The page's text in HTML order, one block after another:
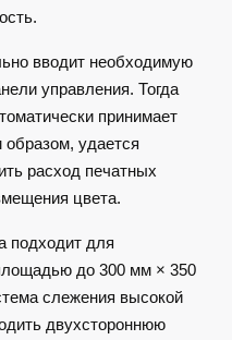
вводит необходимую
управления. Тогда
принимает
удается
расход печатных
цвета.
подходит для
до 300 мм × 350
слежения высокой
двухстороннюю